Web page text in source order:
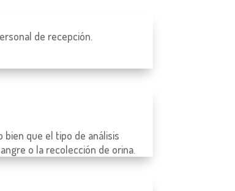
de recepción.
bien que el tipo de análisis
o la recolección de orina.